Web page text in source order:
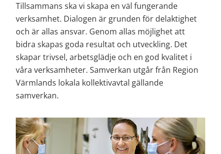
Tillsammans ska vi skapa en väl fungerande
verksamhet. Dialogen är grunden för delaktighet
och är allas ansvar. Genom allas möjlighet att
bidra skapas goda resultat och utveckling. Det
skapar trivsel, arbetsglädje och en god kvalitet i
våra verksamheter. Samverkan utgår från Region
Värmlands lokala kollektivavtal gällande
samverkan.